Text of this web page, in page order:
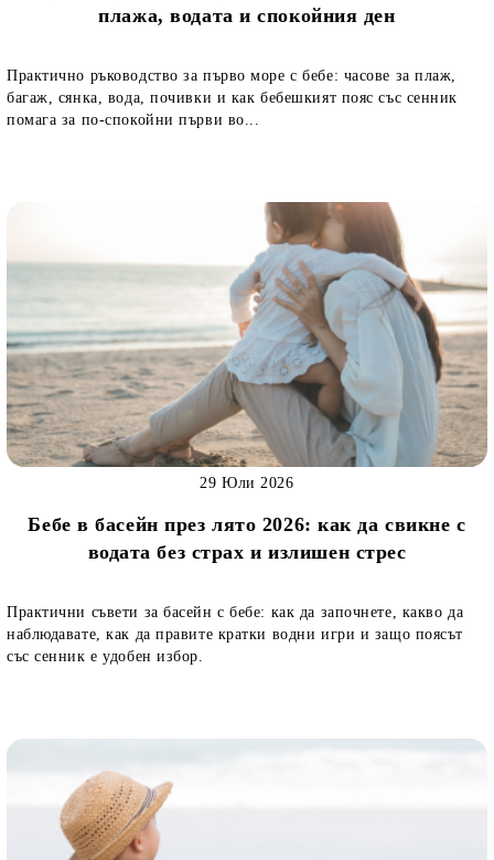
плажа, водата и спокойния ден
Практично ръководство за първо море с бебе: часове за плаж,
багаж, сянка, вода, почивки и как бебешкият пояс със сенник
помага за по-спокойни първи во...
Бебе в басейн през лято 2026: как да свикне с
водата без страх и излишен стрес
29 Юли 2026
Практични съвети за басейн с бебе: как да започнете, какво да
наблюдавате, как да правите кратки водни игри и защо поясът
със сенник е удобен избор.